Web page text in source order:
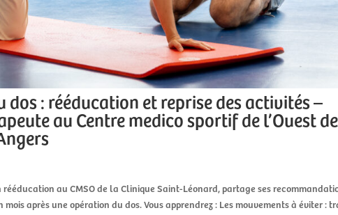
dos : rééducation et reprise des activités –
au Centre medico sportif de l’Ouest
au CMSO de la Clinique Saint-Léonard, partage ses
après une opération du dos. Vous apprendrez : Les mouvements à éviter :